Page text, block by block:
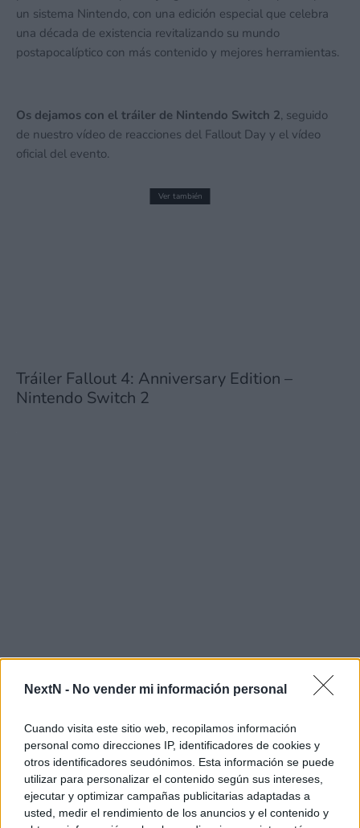
NextN - No vender mi información personal
Cuando visita este sitio web, recopilamos información
personal como direcciones IP, identificadores de cookies y
otros identificadores seudónimos. Esta información se puede
utilizar para personalizar el contenido según sus intereses,
ejecutar y optimizar campañas publicitarias adaptadas a
usted, medir el rendimiento de los anuncios y el contenido y
un sistema Nintendo, con una edición especial que celebra
una década de existencia revitalizando su mundo
postapocalíptico con más contenido y mejores herramientas.
Os dejamos con el tráiler de Nintendo Switch 2, seguido
de nuestro vídeo de reacciones del Fallout Day y el vídeo
oficial del evento.
Ver también
Tráiler Fallout 4: Anniversary Edition –
Nintendo Switch 2